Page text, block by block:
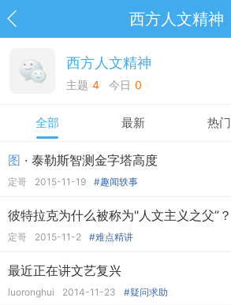
西方人文精神
西方人文精神
主题 4 今日 0
全部 最新 热门
图 · 泰勒斯智测金字塔高度
定哥 2015-11-19 #趣闻轶事
彼特拉克为什么被称为"人文主义之父”？
定哥 2015-11-2 #难点精讲
最近正在讲文艺复兴
luoronghui 2014-11-23 #疑问求助